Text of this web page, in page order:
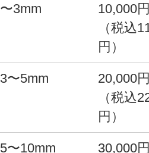
〜3mm
10,000
（税込
円）
3〜5mm
20,000
（税込
円）
5〜10mm 30,000